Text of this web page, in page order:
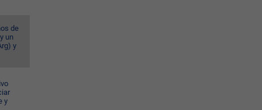
de
un
y
y